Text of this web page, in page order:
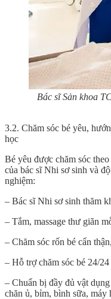
Bác sĩ Sản khoa
3.2. Chăm sóc bé yêu,
học
Bé yêu được chăm sóc
của bác sĩ Nhi sơ sinh và
nghiệm:
– Bác sĩ Nhi sơ sinh thăm
– Tắm, massage thư giãn
– Chăm sóc rốn bé cẩn
– Hỗ trợ chăm sóc bé 24/
– Chuẩn bị đầy đủ vật
chăn ủ, bỉm, bình sữa, máy